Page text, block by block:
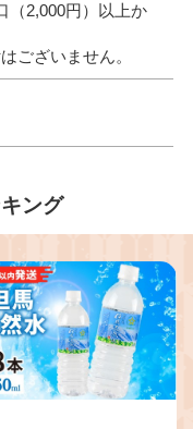
（2,000円）以上か
ございません。
ング